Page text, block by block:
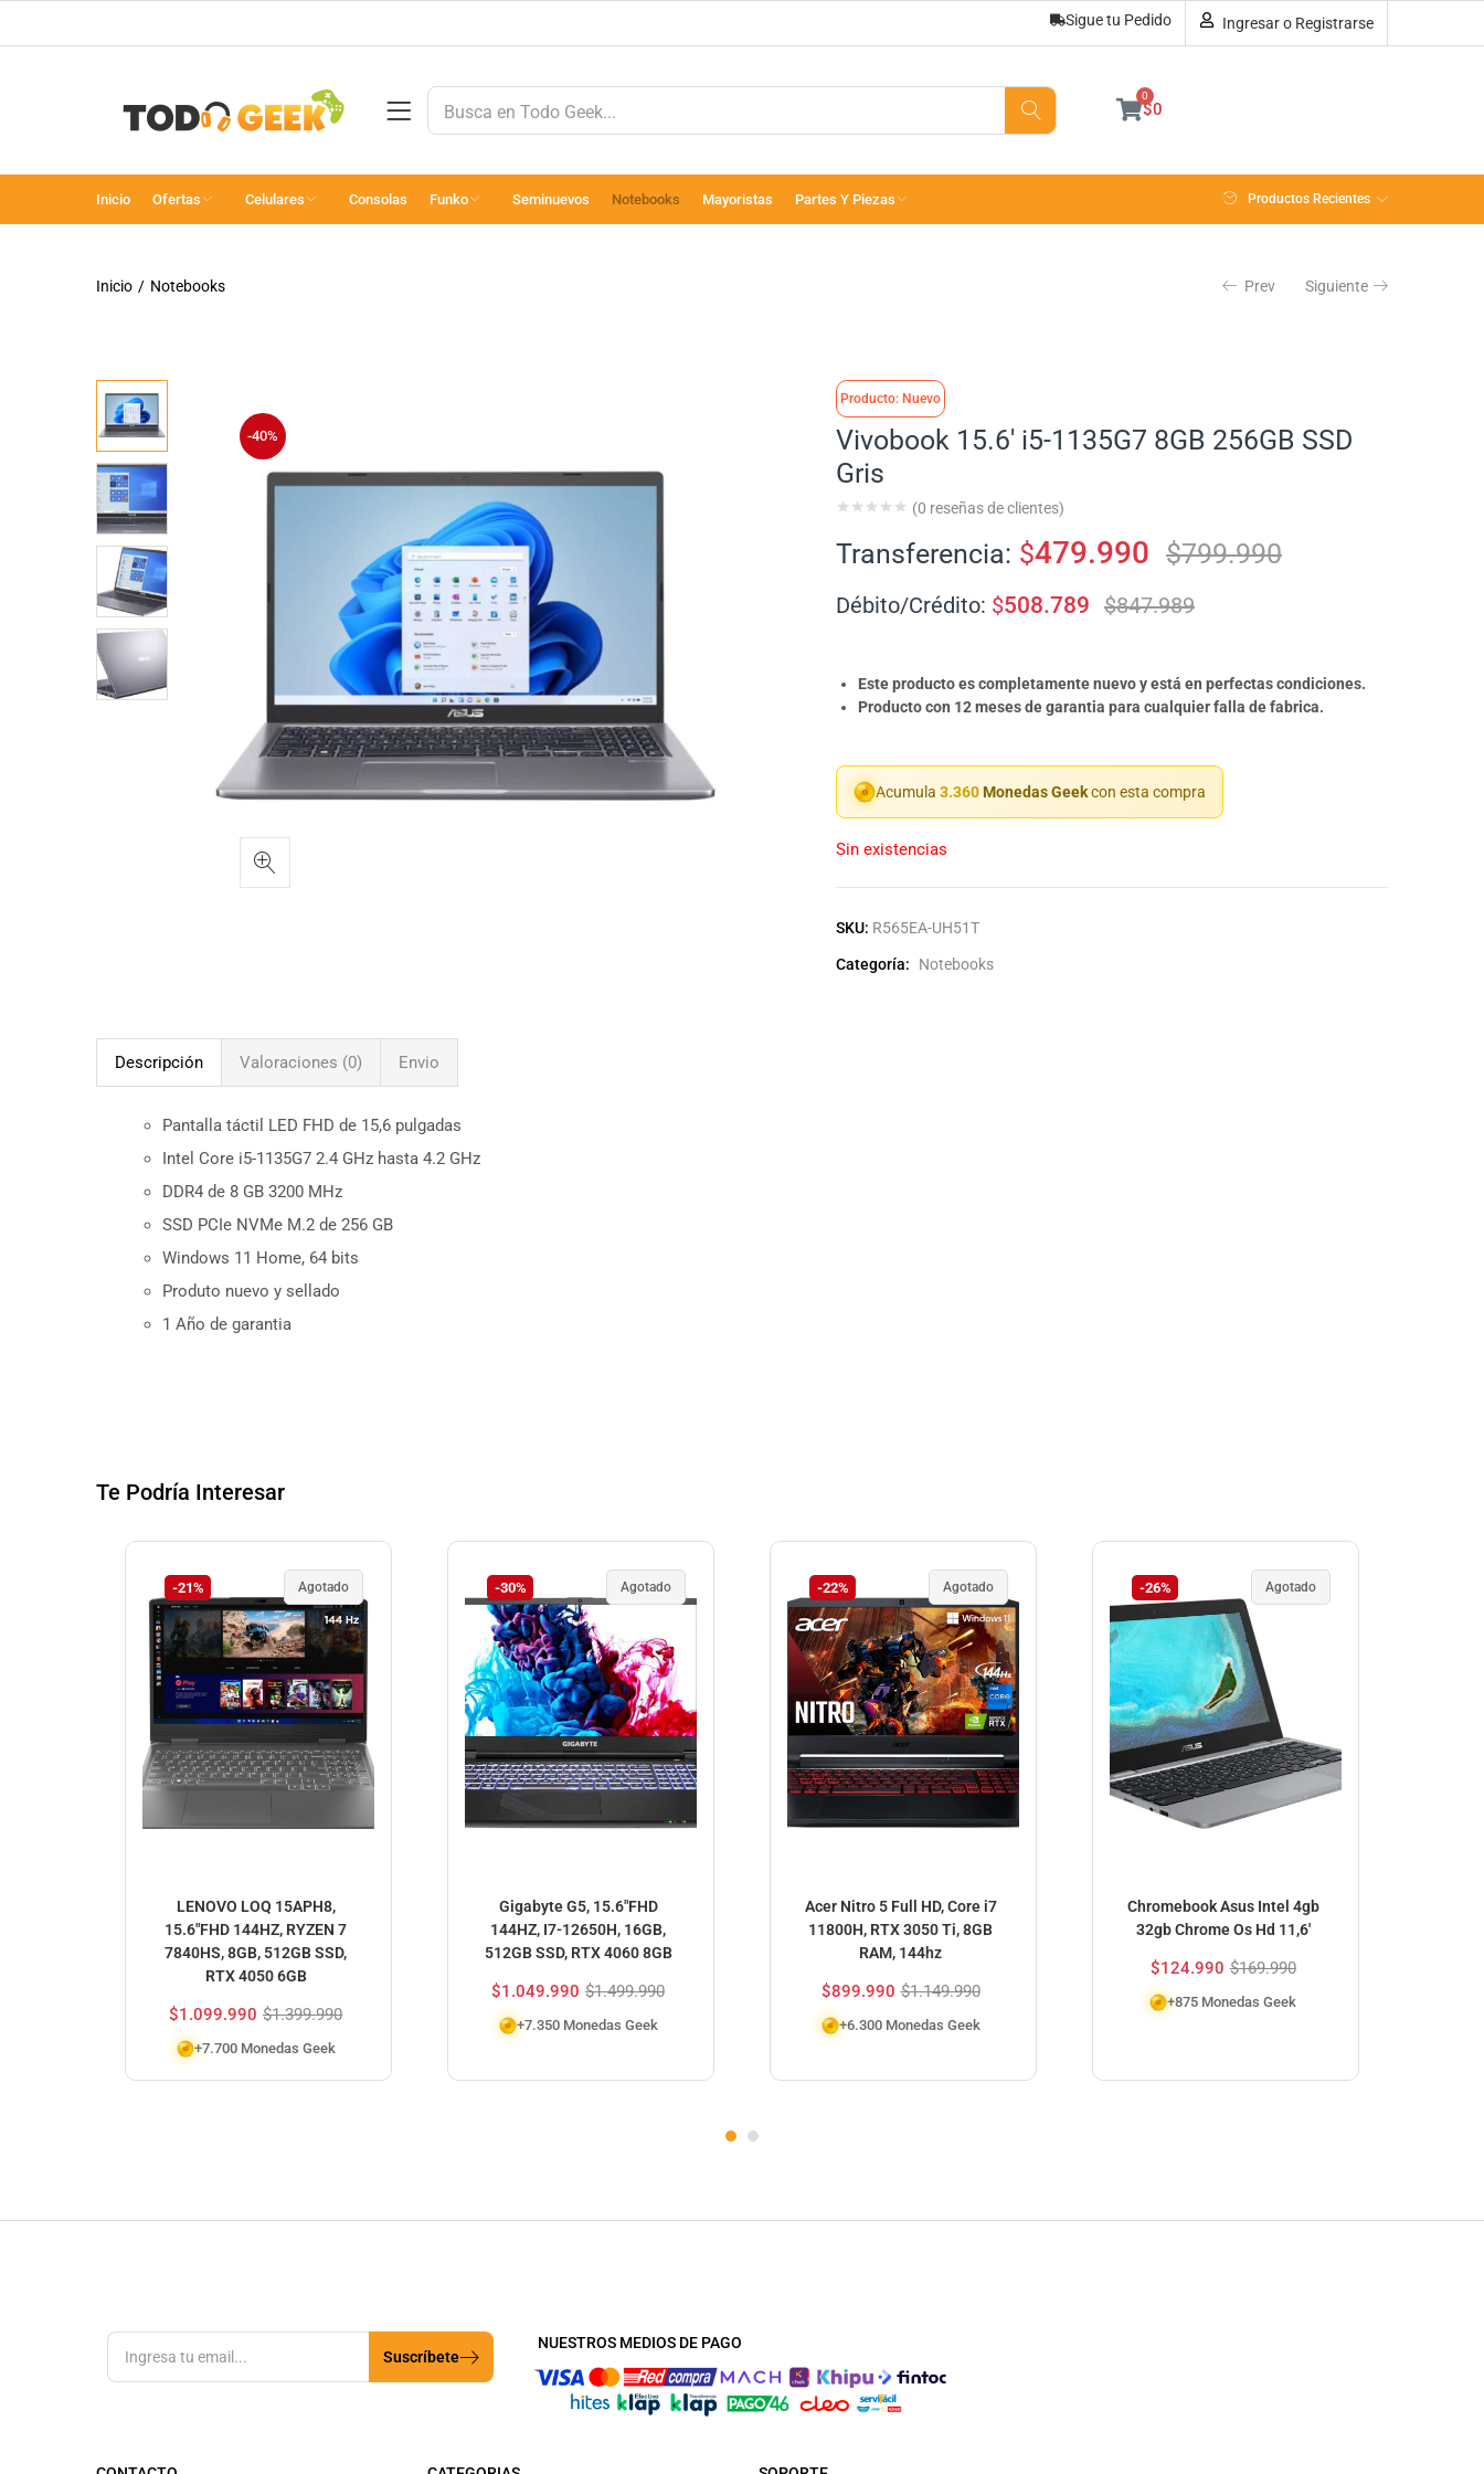
Sigue tu Pedido Ingresar o Registrarse
$0
0
Inicio Ofertas Celulares Consolas Funko Seminuevos Notebooks Mayoristas Partes Y Piezas Productos Recientes
Inicio Notebooks Prev Siguiente
Sin existencias
-40%
Producto: Nuevo
Vivobook 15.6′ i5-1135G7 8GB 256GB SSD
Gris
(0 reseñas de clientes)
Transferencia: $479.990 $799.990
Débito/Crédito: $508.789 $847.989
Este producto es completamente nuevo y está en perfectas condiciones.
Producto con 12 meses de garantia para cualquier falla de fabrica.
Acumula 3.360Monedas Geekcon esta compra
Sin existencias
SKU: R565EA-UH51T
Categoría: Notebooks
Descripción Valoraciones (0) Envio
Pantalla táctil LED FHD de 15,6 pulgadas
Intel Core i5-1135G7 2.4 GHz hasta 4.2 GHz
DDR4 de 8 GB 3200 MHz
SSD PCIe NVMe M.2 de 256 GB
Windows 11 Home, 64 bits
Produto nuevo y sellado
1 Año de garantia
Te Podría Interesar
-21% Agotado
LENOVO LOQ 15APH8,
15.6″FHD 144HZ, RYZEN 7
7840HS, 8GB, 512GB SSD,
RTX 4050 6GB
$1.099.990 $1.399.990
+7.700 Monedas Geek
-30% Agotado
Gigabyte G5, 15.6″FHD
144HZ, I7-12650H, 16GB,
512GB SSD, RTX 4060 8GB
$1.049.990 $1.499.990
+7.350 Monedas Geek
-22% Agotado
Acer Nitro 5 Full HD, Core i7
11800H, RTX 3050 Ti, 8GB
RAM, 144hz
$899.990 $1.149.990
+6.300 Monedas Geek
-26% Agotado
Chromebook Asus Intel 4gb
32gb Chrome Os Hd 11,6′
$124.990 $169.990
+875 Monedas Geek
Suscríbete
NUESTROS MEDIOS DE PAGO